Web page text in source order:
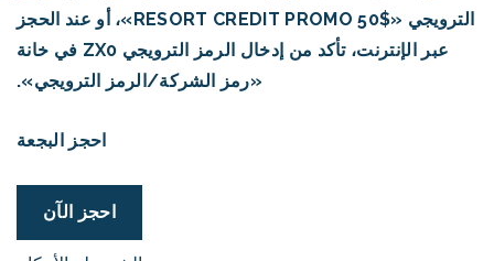
الترويجي «$50 RESORT CREDIT PROMO»، أو عند الحجز
عبر الإنترنت، تأكد من إدخال الرمز الترويجي ZX0 في خانة
«رمز الشركة/الرمز الترويجي».
احجز البجعة
احجز الآن